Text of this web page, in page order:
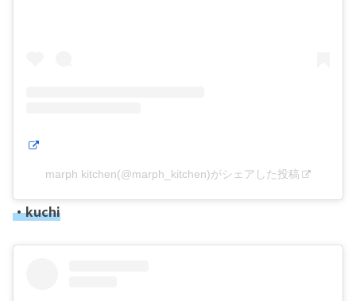
marph kitchen(@marph_kitchen)がシェアした投稿
・kuchi